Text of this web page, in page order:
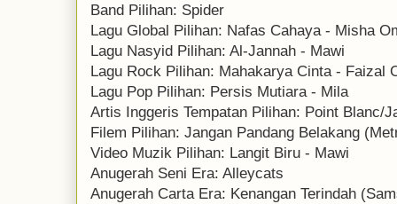
Band Pilihan: Spider
Lagu Global Pilihan: Nafas Cahaya - Misha
Lagu Nasyid Pilihan: Al-Jannah - Mawi
Lagu Rock Pilihan: Mahakarya Cinta - Faizal
Lagu Pop Pilihan: Persis Mutiara - Mila
Artis Inggeris Tempatan Pilihan: Point Blanc/
Filem Pilihan: Jangan Pandang Belakang
Video Muzik Pilihan: Langit Biru - Mawi
Anugerah Seni Era: Alleycats
Anugerah Carta Era: Kenangan Terindah